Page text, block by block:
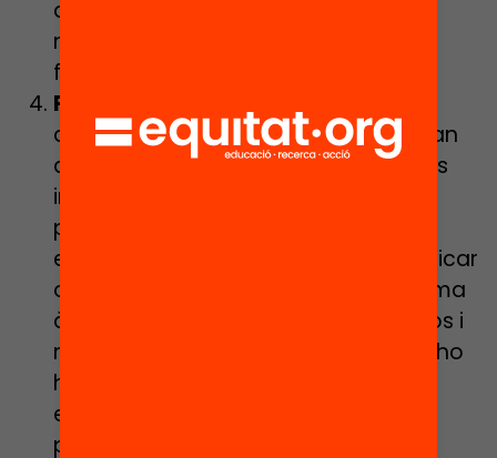
afavoreixin l’adquisició dels hàbits
necessaris d’higiene i distanciament
físic.
Personalització:
aprenentatges siguin significatius han
de tenir un sentit i valor personal pels
infants. La flexibilitat de les
programacions en el lleure educatiu
ens permeten poder adaptar, modificar
o incorporar noves activitats de forma
àgil que donin resposta als interessos i
necessitats dels nois i noies. Per fer-ho
haurem de conèixer quines són,
escoltant-los de forma activa,
preguntant-ho en el formulari